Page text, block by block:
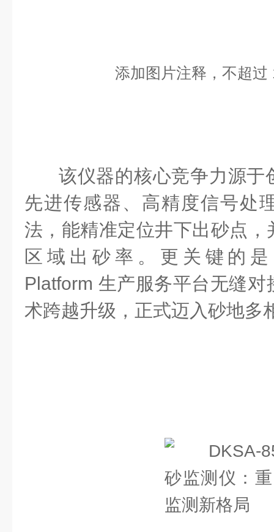
添加图片注释，不超过
该仪器的核心竞争力源于
先进传感器、高精度信号处
法，能精准定位井下出砂点
区域出砂率。更关键的
Platform 生产服务平台无缝
术跨越升级，正式迈入砂地多